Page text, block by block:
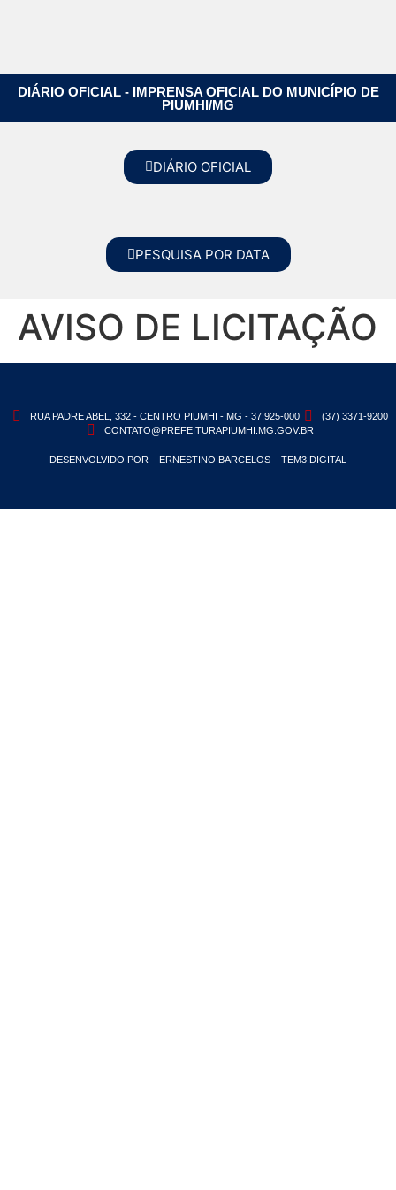
DIÁRIO OFICIAL - IMPRENSA OFICIAL DO MUNICÍPIO DE
PIUMHI/MG
DIÁRIO OFICIAL
PESQUISA POR DATA
AVISO DE LICITAÇÃO
RUA PADRE ABEL, 332 - CENTRO PIUMHI - MG - 37.925-000
(37) 3371-9200
CONTATO@PREFEITURAPIUMHI.MG.GOV.BR
DESENVOLVIDO POR – ERNESTINO BARCELOS – TEM3.DIGITAL